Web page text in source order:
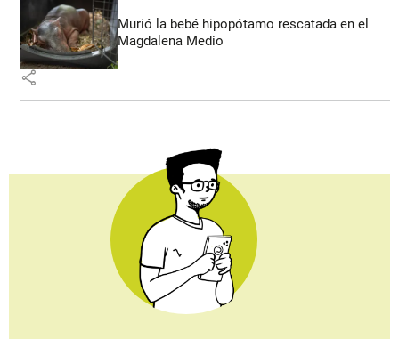
Murió la bebé hipopótamo rescatada en el
Magdalena Medio
share